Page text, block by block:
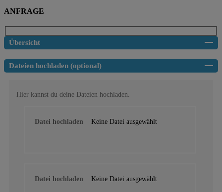
ANFRAGE
Übersicht
Dateien hochladen (optional)
Hier kannst du deine Dateien hochladen.
Datei hochladen Keine Datei ausgewählt
Datei hochladen Keine Datei ausgewählt